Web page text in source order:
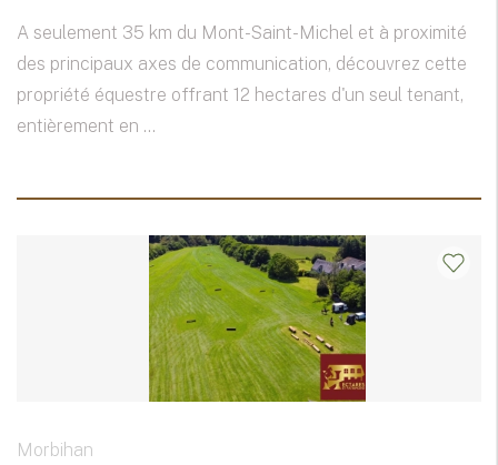
A seulement 35 km du Mont-Saint-Michel et à proximité
des principaux axes de communication, découvrez cette
propriété équestre offrant 12 hectares d'un seul tenant,
entièrement en ...
Morbihan